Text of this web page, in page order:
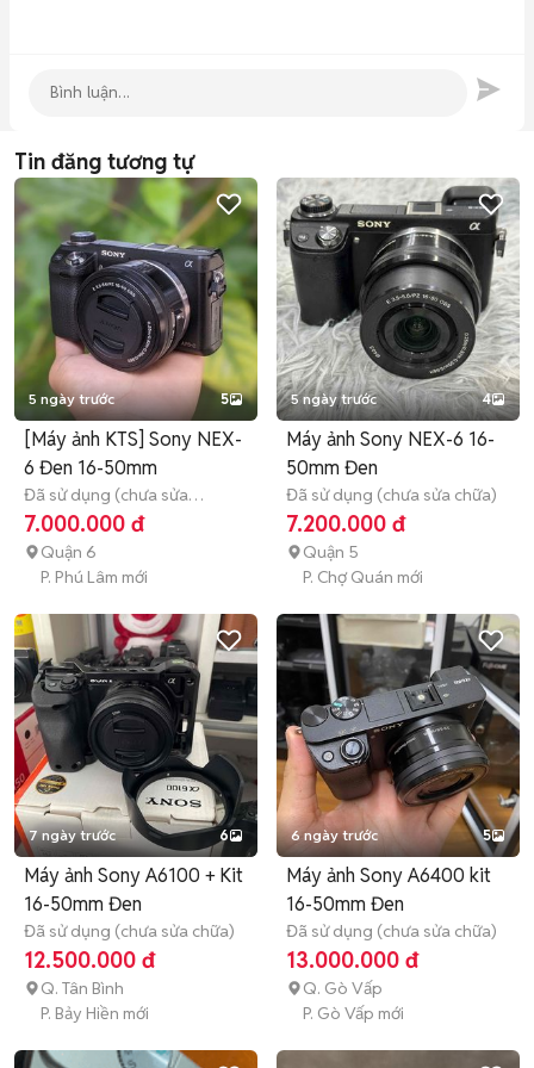
Tin đăng tương tự
5 ngày trước 5
[Máy ảnh KTS] Sony NEX-
6 Đen 16-50mm
Đã sử dụng (chưa sửa
chữa) 3 tháng
7.000.000 đ
Quận 6
P. Phú Lâm mới
5 ngày trước 4
Máy ảnh Sony NEX-6 16-
50mm Đen
Đã sử dụng (chưa sửa chữa)
7.200.000 đ
Quận 5
P. Chợ Quán mới
7 ngày trước 6
Máy ảnh Sony A6100 + Kit
16-50mm Đen
Đã sử dụng (chưa sửa chữa)
12.500.000 đ
Q. Tân Bình
P. Bảy Hiền mới
6 ngày trước 5
Máy ảnh Sony A6400 kit
16-50mm Đen
Đã sử dụng (chưa sửa chữa)
13.000.000 đ
Q. Gò Vấp
P. Gò Vấp mới